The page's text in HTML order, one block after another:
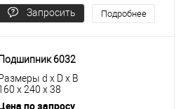
Запросить
Подробнее
Подшипник 6032
Размеры d x D x B
x 240 x 38
по запросу